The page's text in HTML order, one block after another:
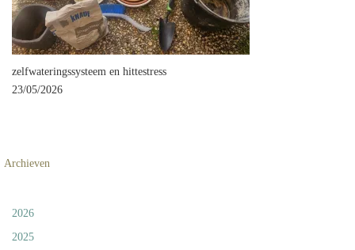
zelfwateringssysteem en hittestress
23/05/2026
Archieven
2026
2025